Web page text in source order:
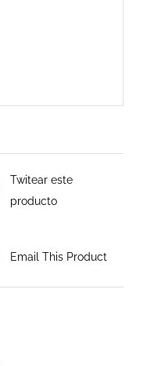
Twitear este
producto
Email This Product